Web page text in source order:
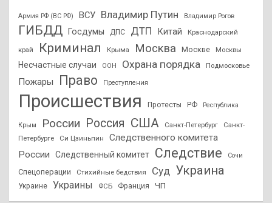
Армия РФ (ВС РФ) ВСУ Владимир Путин Владимир Рогов
ГИБДД Госдумы ДПС ДТП Китай Краснодарский
край Криминал Крыма Москва Москве Москвы
Несчастные случаи ООН Охрана порядка Подмосковье
Пожары Право Преступления
Происшествия Протесты РФ Республика
Крым России Россия США Санкт-Петербург
Санкт-
Петербурге
Си Цзиньпин
Следственного комитета
России
Следственный комитет Следствие Сочи
Спецоперации Стихийные бедствия Суд Украина
Украине Украины ФСБ Франция ЧП